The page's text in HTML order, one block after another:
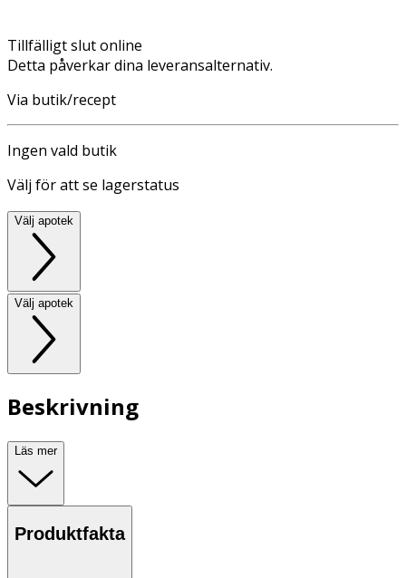
Tillfälligt slut online
Detta påverkar dina leveransalternativ.
Via butik/recept
Ingen vald butik
Välj för att se lagerstatus
Välj apotek
Välj apotek
Beskrivning
Läs mer
Produktfakta